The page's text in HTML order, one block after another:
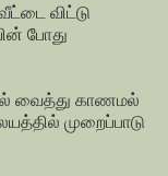
விட்டு
போது
வைத்து காணமல்
முறைப்பாடு